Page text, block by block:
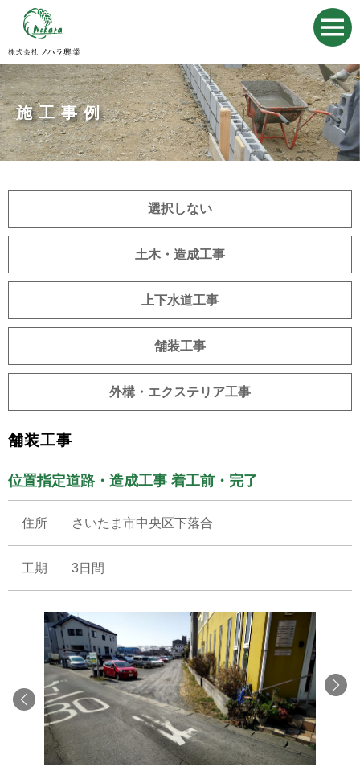
施工事例
選択しない
土木・造成工事
上下水道工事
舗装工事
外構・エクステリア工事
舗装工事
位置指定道路・造成工事 着工前・完了
住所 さいたま市中央区下落合
工期 3日間